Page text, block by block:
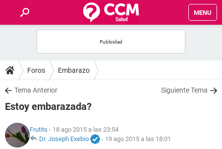
MENU
FOROS
SALUD
FAMILIA
NUTRICIÓN
Foros Embarazo
Tema Anterior Siguiente Tema
Estoy embarazada?
Frutits - 18 ago 2015 a las 23:54
Dr. Joseph Exebio
- 19 ago 2015 a las 18:01